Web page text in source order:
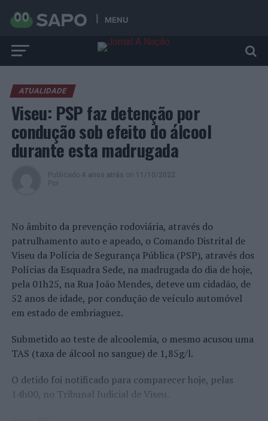
MENU
ATUALIDADE
Viseu: PSP faz detenção por
condução sob efeito do álcool
durante esta madrugada
Publicado 4 anos atrás on 11/10/2022
Por
No âmbito da prevenção rodoviária, através do
patrulhamento auto e apeado, o Comando Distrital de
Viseu da Polícia de Segurança Pública (PSP), através dos
Polícias da Esquadra Sede, na madrugada do dia de hoje,
pela 01h25, na Rua João Mendes, deteve um cidadão, de
52 anos de idade, por condução de veículo automóvel
em estado de embriaguez.
Submetido ao teste de alcoolemia, o mesmo acusou uma
TAS (taxa de álcool no sangue) de 1,85g/l.
O detido foi notificado para comparecer hoje, pelas
14h00, no Tribunal Judicial de Viseu.